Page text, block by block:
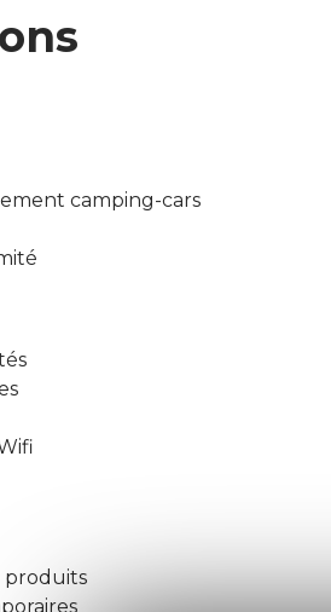
camping-cars
produits